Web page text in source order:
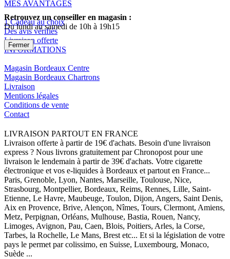
MES AVANTAGES
1 Cadeau au choix
Des avis vérifiés
Livraison offerte
INFORMATIONS
Magasin Bordeaux Centre
Magasin Bordeaux Chartrons
Livraison
Mentions légales
Conditions de vente
Contact
LIVRAISON PARTOUT EN FRANCE
Livraison offerte à partir de 19€ d'achats. Besoin d'une livraison
express ? Nous livrons gratuitement par Chronopost pour une
livraison le lendemain à partir de 39€ d'achats. Votre cigarette
électronique et vos e-liquides à Bordeaux et partout en France...
Paris, Grenoble, Lyon, Nantes, Marseille, Toulouse, Nice,
Strasbourg, Montpellier, Bordeaux, Reims, Rennes, Lille, Saint-
Etienne, Le Havre, Maubeuge, Toulon, Dijon, Angers, Saint Denis,
Aix en Provence, Brive, Alençon, Nîmes, Tours, Clermont, Amiens,
Metz, Perpignan, Orléans, Mulhouse, Bastia, Rouen, Nancy,
Limoges, Avignon, Pau, Caen, Blois, Poitiers, Arles, la Corse,
Tarbes, la Rochelle, Le Mans, Brest etc... Et si la législation de votre
pays le permet par colissimo, en Suisse, Luxembourg, Monaco,
Suède ...
Retrouvez un conseiller en magasin :
Du lundi au samedi de 10h à 19h15
Fermer